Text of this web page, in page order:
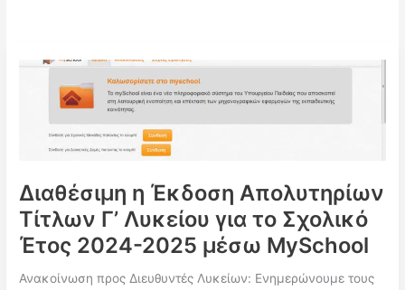
Διαθέσιμη η Έκδοση Απολυτηρίων
Τίτλων Γ’ Λυκείου για το Σχολικό
Έτος 2024-2025 μέσω MySchool
Ανακοίνωση προς Διευθυντές Λυκείων: Ενημερώνουμε τους